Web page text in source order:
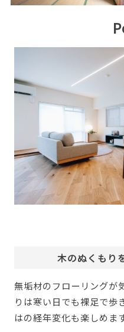
木のぬくもり
無垢材のフローリングが
りは寒い日でも裸足で歩
はの経年変化も楽しめます